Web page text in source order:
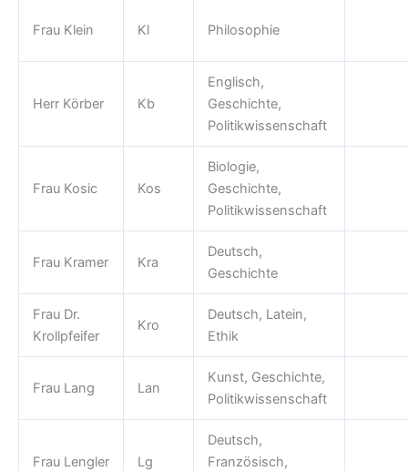
Frau Klein Kl Philosophie
Herr Körber Kb
Englisch,
Geschichte,
Politikwissenschaft
Frau Kosic Kos
Biologie,
Geschichte,
Politikwissenschaft
Frau Kramer Kra
Deutsch,
Geschichte
Frau Dr.
Krollpfeifer
Kro
Deutsch, Latein,
Ethik
Frau Lang Lan
Kunst, Geschichte,
Politikwissenschaft
Frau Lengler Lg
Deutsch,
Französisch,